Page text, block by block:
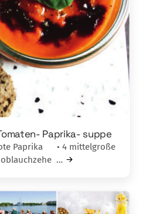
Paprika- suppe
Paprika • 4 mittelgroße
…